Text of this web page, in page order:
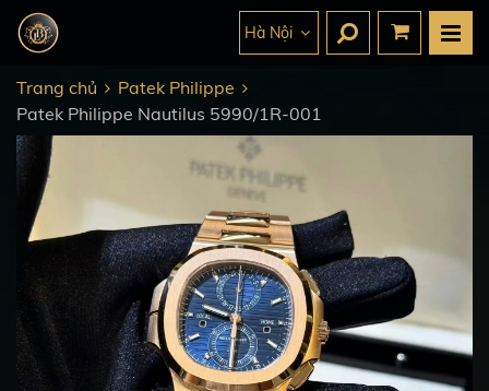
Hà Nội
Trang chủ
Patek Philippe
Patek Philippe Nautilus 5990/1R-001